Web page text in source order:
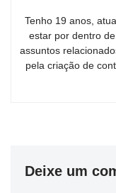
Tenho 19 anos,
estar por dentro
assuntos
pela criação de
Deixe um